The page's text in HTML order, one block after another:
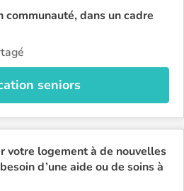
communauté, dans un cadre
seniors
votre logement à de nouvelles
d’une aide ou de soins à